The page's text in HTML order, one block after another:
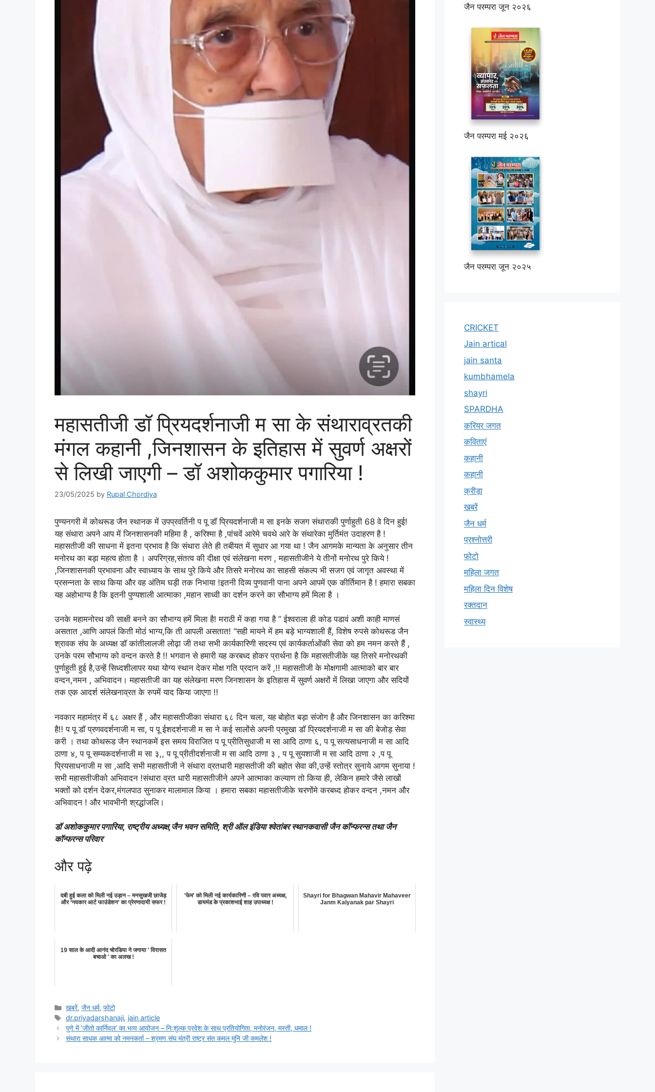
महासतीजी डॉ प्रियदर्शनाजी म सा के संथाराव्रतकी
मंगल कहानी ,जिनशासन के इतिहास में सुवर्ण अक्षरों
से लिखी जाएगी – डॉ अशोककुमार पगारिया !
23/05/2025 by Rupal Chordiya
पुण्यनगरी में कोथरूड जैन स्थानक में उपप्रवर्तिनी प पू डॉ प्रियदर्शनाजी म सा इनके सजग संथाराकी पुर्णाहुती 68 वे दिन हुई!
यह संथारा अपने आप में जिनशासनकी महिमा है , करिश्मा है ,पांचवें आरेमे चवथे आरे के संथारेका मुर्तिमंत उदाहरण है !
महासतीजी की साधना में इतना प्रभाव है कि संथारा लेते ही तबीयत में सुधार आ गया था ! जैन आगमके मान्यता के अनुसार तीन
मनोरथ का बड़ा महत्व होता है । अपरिग्रह,संतत्व की दीक्षा एवं संलेखना मरण , महासतीजीने ये तीनों मनोरथ पुरे किये !
,जिनशासनकी प्रभावना और स्वाध्याय के साथ पुरे किये और तिसरे मनोरथ का साहसी संकल्प भी सजग एवं जागृत अवस्था में
प्रसन्नता के साथ किया और वह अंतिम घड़ी तक निभाया !इतनी दिव्य पुणवानी पाना अपने आपमें एक कीर्तिमान है ! हमारा सबका
यह अहोभाग्य है कि इतनी पुण्यशाली आत्माका ,महान साध्वी का दर्शन करने का सौभाग्य हमें मिला है ।
उनके महामनोरथ की साक्षी बनने का सौभाग्य हमें मिला है! मराठी में कहा गया है ” ईश्वराला ही कोड पडावं अशी काही माणसं
असतात ,आणि आपलं किती मोठं भाग्य,कि ती आपली असतात! “सही मायने में हम बड़े भाग्यशाली हैं, विशेष रुपसे कोथरूड जैन
श्रावक संघ के अध्यक्ष डॉ कांतीलालजी लोढ़ा जी तथा सभी कार्यकारिणी सदस्य एवं कार्यकर्ताओंकी सेवा को हम नमन करते हैं ,
उनके परम सौभाग्य को वन्दन करते है !! भगवान से हमारी यह करबध्द होकर प्रार्थना है कि महासतीजीके यह तिसरे मनोरथकी
पुर्णाहुती हुई है,उन्हें सिध्दशीलापर यथा योग्य स्थान देकर मोक्ष गति प्रदान करें ,!! महासतीजी के मोक्षगामी आत्माको बार बार
वन्दन,नमन , अभिवादन। महासतीजी का यह संलेखना मरण जिनशासन के इतिहास में सुवर्ण अक्षरों में लिखा जाएगा और सदियों
तक एक आदर्श संलेखनाव्रत के रुपमें याद किया जाएगा !!
नवकार महामंत्र में ६८ अक्षर हैं , और महासतीजीका संथारा ६८ दिन चला, यह बोहोत बड़ा संजोग है और जिनशासन का करिश्मा
है!! प पू डॉ प्रणवदर्शनाजी म सा, प पू ईशदर्शनाजी म सा ने कई सालोंसे अपनी प्रमुखा डॉ प्रियदर्शनाजी म सा की बेजोड़ सेवा
करी । तथा कोथरूड जैन स्थानकमें इस समय विराजित प पू प्रीतिसुधाजी म सा आदि ठाणा ६, प पू सत्यसाधनाजी म सा आदि
ठाणा ४, प पू सम्यकदर्शनाजी म सा ३,, प पू प्रीतीदर्शनाजी म सा आदि ठाणा ३ , प पू सुयशाजी म सा आदि ठाणा २ ,प पू
प्रियसाधनाजी म सा ,आदि सभी महासतीजी ने संथारा व्रतधारी महासतीजी की बहोत सेवा की,उन्हें स्तोत्र सुनाये आगम सुनाया !
सभी महासतीजीको अभिवादन !संथारा व्रत धारी महासतीजीने अपने आत्माका कल्याण तो किया ही, लेकिन हमारे जैसे लाखों
भक्तों को दर्शन देकर,मंगलपाठ सुनाकर मालामाल किया । हमारा सबका महासतीजीके चरणोंमे करबध्द होकर वन्दन ,नमन और
अभिवादन ! और भावभीनी श्रद्धांजलि।
डॉ अशोककुमार पगारिया, राष्ट्रीय अध्यक्ष,जैन भवन समिति, श्री ऑल इंडिया श्वेतांबर स्थानकवासी जैन कॉन्फरन्स तथा जैन
कॉन्फरन्स परिवार
और पढ़े
दबी हुई कला को मिली नई उड़ान – मनसुखजी छाजेड़
और ‘नवकार आर्ट फाउंडेशन’ का प्रेरणादायी सफर !
'फेम' को मिली नई कार्यकारिणी – रवि पवार अध्यक्ष,
डायमंड के प्रकाशभाई शाह उपाध्यक्ष !
Shayri for Bhagwan Mahavir Mahaveer
Janm Kalyanak par Shayri
19 साल के आदी आनंद चोरडिया ने जगाया ' विरासत
बचाओ ' का अलख !
Categories
खबरें,जैन धर्म,फोटो
Tags
dr.priyadarshanaji, jain article
पुणे में ‘जीतो कार्निवल’ का भव्य आयोजन – निःशुल्क प्रवेश के साथ प्रतियोगिता, मनोरंजन, मस्ती, धमाल !
संथारा साधक आत्मा को नमनकर्ता – श्रमण संघ मंत्री राष्ट्र संत कमल मुनि जी कमलेश !
जैन परम्परा जून २०२६
जैन परम्परा मई २०२६
जैन परम्परा जून २०२५
CRICKET
Jain artical
jain santa
kumbhamela
shayri
SPARDHA
करियर जगत
कविताएं
कहानी
कहानी
क्रीड़ा
खबरें
जैन धर्म
प्रश्नोत्तरी
फोटो
महिला जगत
महिला दिन विशेष
रक्तदान
स्वास्थ्य